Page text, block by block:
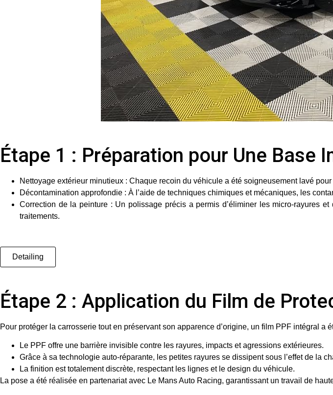
Étape 1 : Préparation pour Une Base
Nettoyage extérieur minutieux : Chaque recoin du véhicule a été soigneusement lavé
Décontamination approfondie : À l’aide de techniques chimiques et mécaniques, les
Correction de la peinture : Un polissage précis a permis d’éliminer les micro-rayures
traitements.
Detailing
Étape 2 : Application du Film de
Pour protéger la carrosserie tout en préservant son apparence d’origine, un film PPF intégral a
Le PPF offre une barrière invisible contre les rayures, impacts et agressions extérieures.
Grâce à sa technologie auto-réparante, les petites rayures se dissipent sous l’effet de la
La finition est totalement discrète, respectant les lignes et le design du véhicule.
La pose a été réalisée en partenariat avec Le Mans Auto Racing, garantissant un travail de